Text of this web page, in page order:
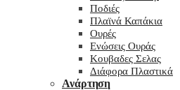
Ποδιές
Πλαϊνά Καπάκια
Ουρές
Ενώσεις Ουράς
Κουβαδες Σελας
Διάφορα Πλαστικά
Ανάρτηση